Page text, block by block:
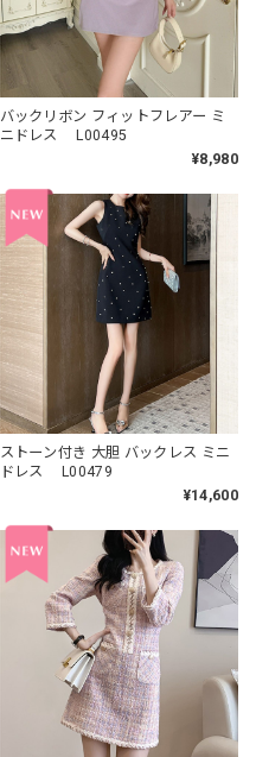
バックリボン フィットフレアー ミ
ニドレス L00495
¥8,980
ストーン付き 大胆 バックレス ミニ
ドレス L00479
¥14,600